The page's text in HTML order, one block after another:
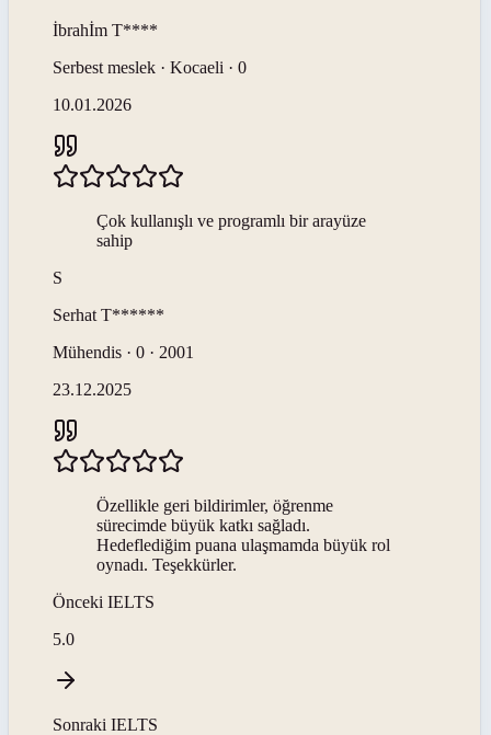
İbrahİm T****
Serbest meslek · Kocaeli · 0
10.01.2026
Çok kullanışlı ve programlı bir arayüze
sahip
S
Serhat T******
Mühendis · 0 · 2001
23.12.2025
Özellikle geri bildirimler, öğrenme
sürecimde büyük katkı sağladı.
Hedeflediğim puana ulaşmamda büyük rol
oynadı. Teşekkürler.
Önceki IELTS
5.0
Sonraki IELTS